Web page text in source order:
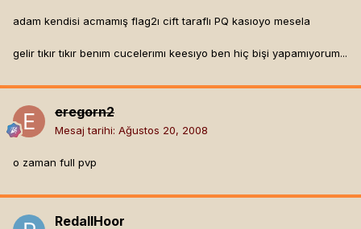
adam kendisi acmamış flag2ı cift taraflı PQ kasıoyo mesela
gelir tıkır tıkır benım cucelerımı keesıyo ben hiç bişi yapamıyorum...
eregorn2
Mesaj tarihi: Ağustos 20, 2008
o zaman full pvp
RedallHoor